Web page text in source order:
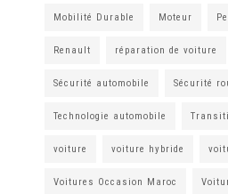
Mobilité Durable Moteur
Renault réparation de voiture
Sécurité automobile Sécurité
Technologie automobile
voiture voiture hybride
Voitures Occasion Maroc